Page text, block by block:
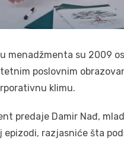
menadžmenta su 2009
poslovnim
klimu.
predaje Damir Nađ,
epizodi, razjasniće šta